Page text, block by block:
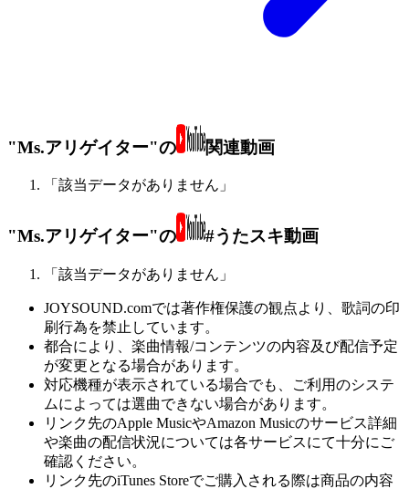
"Ms.アリゲイター"の 関連動画
「該当データがありません」
"Ms.アリゲイター"の #うたスキ動画
「該当データがありません」
JOYSOUND.comでは著作権保護の観点より、歌詞の印
刷行為を禁止しています。
都合により、楽曲情報/コンテンツの内容及び配信予定
が変更となる場合があります。
対応機種が表示されている場合でも、ご利用のシステ
ムによっては選曲できない場合があります。
リンク先のApple MusicやAmazon Musicのサービス詳細
や楽曲の配信状況については各サービスにて十分にご
確認ください。
リンク先のiTunes Storeでご購入される際は商品の内容